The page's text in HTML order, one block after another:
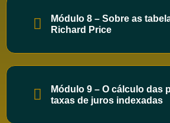
Módulo 8 – Sobre as
Richard Price
Módulo 9 – O cálculo das
taxas de juros indexadas